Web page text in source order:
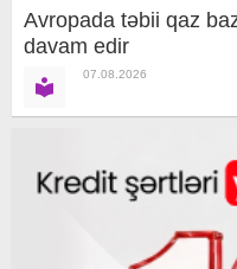
Avropada təbii qaz
davam edir
07.08.2026